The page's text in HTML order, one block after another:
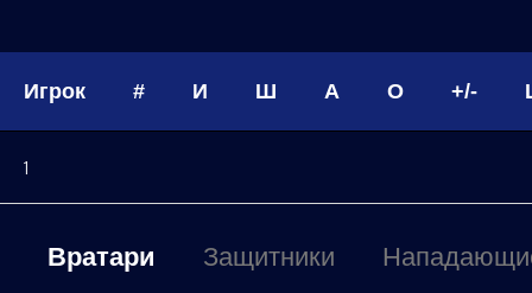
Игрок # И Ш А О +/-
1
Вратари Защитники